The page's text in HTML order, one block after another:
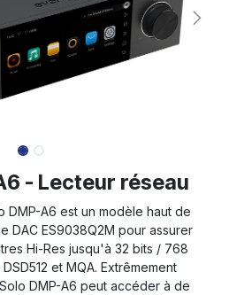
- Lecteur réseau
DMP-A6 est un modèle haut de
DAC ES9038Q2M pour assurer
Hi-Res jusqu'à 32 bits / 768
et MQA. Extrêmement
DMP-A6 peut accéder à de